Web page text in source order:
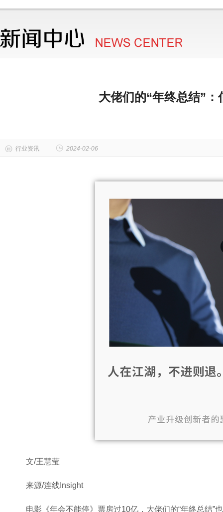
大佬们的“年终总结”
行业资讯 2024-02-06
文/王慧莹
来源/连线Insight
电影《年会不能停》票房过10亿，大佬们的“年终总结”